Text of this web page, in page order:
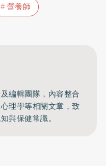
營養師
編輯團隊，內容整合
理學等相關文章，致
與保健常識。